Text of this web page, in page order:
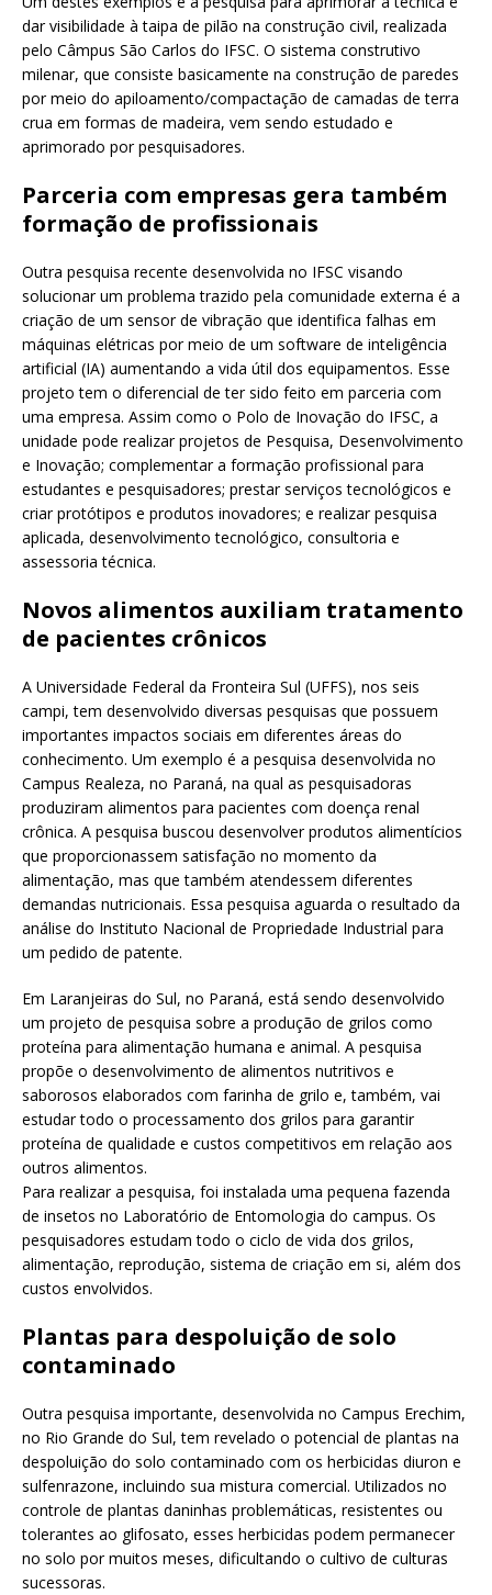
dar visibilidade à taipa de pilão na construção civil, realizada
pelo Câmpus São Carlos do IFSC. O sistema construtivo
milenar, que consiste basicamente na construção de paredes
por meio do apiloamento/compactação de camadas de terra
crua em formas de madeira, vem sendo estudado e
aprimorado por pesquisadores.
Parceria com empresas gera também
formação de profissionais
Outra pesquisa recente desenvolvida no IFSC visando
solucionar um problema trazido pela comunidade externa é a
criação de um sensor de vibração que identifica falhas em
máquinas elétricas por meio de um software de inteligência
artificial (IA) aumentando a vida útil dos equipamentos. Esse
projeto tem o diferencial de ter sido feito em parceria com
uma empresa. Assim como o Polo de Inovação do IFSC, a
unidade pode realizar projetos de Pesquisa, Desenvolvimento
e Inovação; complementar a formação profissional para
estudantes e pesquisadores; prestar serviços tecnológicos e
criar protótipos e produtos inovadores; e realizar pesquisa
aplicada, desenvolvimento tecnológico, consultoria e
assessoria técnica.
Novos alimentos auxiliam tratamento
de pacientes crônicos
A Universidade Federal da Fronteira Sul (UFFS), nos seis
campi, tem desenvolvido diversas pesquisas que possuem
importantes impactos sociais em diferentes áreas do
conhecimento. Um exemplo é a pesquisa desenvolvida no
Campus Realeza, no Paraná, na qual as pesquisadoras
produziram alimentos para pacientes com doença renal
crônica. A pesquisa buscou desenvolver produtos alimentícios
que proporcionassem satisfação no momento da
alimentação, mas que também atendessem diferentes
demandas nutricionais. Essa pesquisa aguarda o resultado da
análise do Instituto Nacional de Propriedade Industrial para
um pedido de patente.
Em Laranjeiras do Sul, no Paraná, está sendo desenvolvido
um projeto de pesquisa sobre a produção de grilos como
proteína para alimentação humana e animal. A pesquisa
propõe o desenvolvimento de alimentos nutritivos e
saborosos elaborados com farinha de grilo e, também, vai
estudar todo o processamento dos grilos para garantir
proteína de qualidade e custos competitivos em relação aos
outros alimentos.
Para realizar a pesquisa, foi instalada uma pequena fazenda
de insetos no Laboratório de Entomologia do campus. Os
pesquisadores estudam todo o ciclo de vida dos grilos,
alimentação, reprodução, sistema de criação em si, além dos
custos envolvidos.
Plantas para despoluição de solo
contaminado
Outra pesquisa importante, desenvolvida no Campus Erechim,
no Rio Grande do Sul, tem revelado o potencial de plantas na
despoluição do solo contaminado com os herbicidas diuron e
sulfenrazone, incluindo sua mistura comercial. Utilizados no
controle de plantas daninhas problemáticas, resistentes ou
tolerantes ao glifosato, esses herbicidas podem permanecer
no solo por muitos meses, dificultando o cultivo de culturas
sucessoras.